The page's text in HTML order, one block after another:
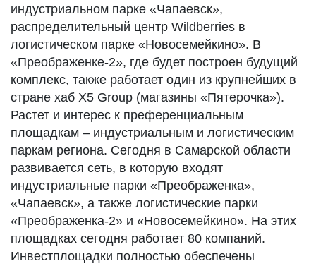
индустриальном парке «Чапаевск»,
распределительный центр Wildberries в
логистическом парке «Новосемейкино». В
«Преображенке-2», где будет построен будущий
комплекс, также работает один из крупнейших в
стране хаб X5 Group (магазины «Пятерочка»).
Растет и интерес к преференциальным
площадкам – индустриальным и логистическим
паркам региона. Сегодня в Самарской области
развивается сеть, в которую входят
индустриальные парки «Преображенка»,
«Чапаевск», а также логистические парки
«Преображенка-2» и «Новосемейкино». На этих
площадках сегодня работает 80 компаний.
Инвестплощадки полностью обеспечены